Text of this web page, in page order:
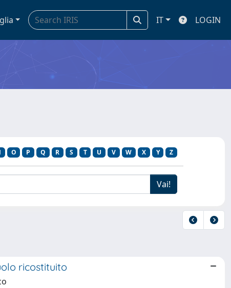
IT LOGIN
O P Q R S T U V W X Y Z
ricostituito